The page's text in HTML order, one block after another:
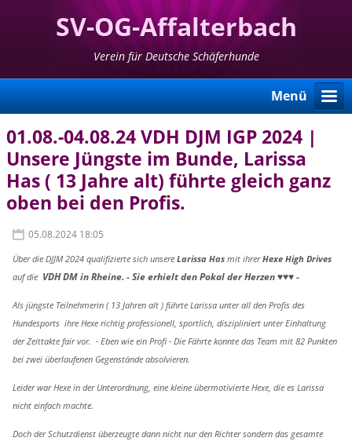
SV-OG-Affalterbach
Verein für Deutsche Schäferhunde
Menü
01.08.-04.08.24 VDH DJM IGP 2024 |
Unsere Jüngste im Bunde, Larissa
Has ( 13 Jahre alt) führte gleich ganz
oben bei den Profis.
05.08.2024 18:05
Über die DJJM 2024 qualifizierte sich unsere Larissa Hasmit ihrerHexe High Drives
auf die VDH DM in Rheine. -Sie erhielt den Pokal der Herzen ♥️♥️♥️ -
Als jüngste Teilnehmerin ( 13 Jahren alt ) führte Larissa unter all den Profis des
Hundesports ihre Hexe richtig professionell, sportlich, diszipliniert unter Einhaltung
der Zeittakte fair vor. - Eben wie ein Profi -Die Fährte konnte das Team mit 82 Punkten
bei zwei überlaufenen Gegenstände absolvieren.
Leider war Hexe in der Unterordnung, eine kleine übermotivierte Hexe, die es Larissa
nicht einfach machte.
Doch der Schutzdienst überzeugte dann nicht nur den Richter sondern das gesamte